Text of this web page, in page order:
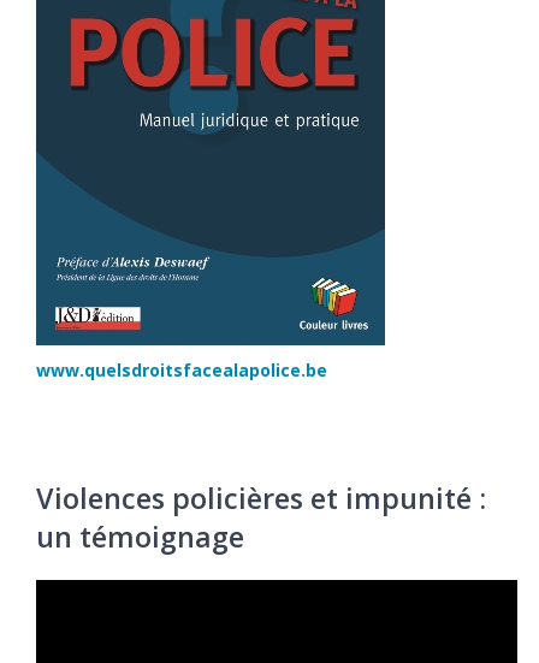
www.quelsdroitsfacealapolice.be
Violences policières et impunité :
un témoignage